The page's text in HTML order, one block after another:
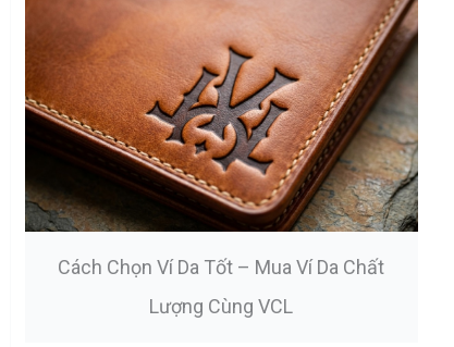
Cách Chọn Ví Da Tốt – Mua Ví Da Chất
Lượng Cùng VCL